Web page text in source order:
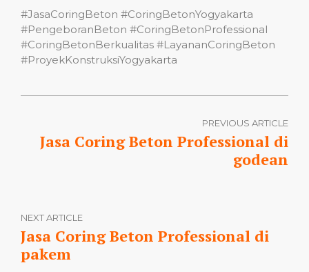
#JasaCoringBeton #CoringBetonYogyakarta
#PengeboranBeton #CoringBetonProfessional
#CoringBetonBerkualitas #LayananCoringBeton
#ProyekKonstruksiYogyakarta
PREVIOUS ARTICLE
Jasa Coring Beton Professional di
godean
NEXT ARTICLE
Jasa Coring Beton Professional di
pakem